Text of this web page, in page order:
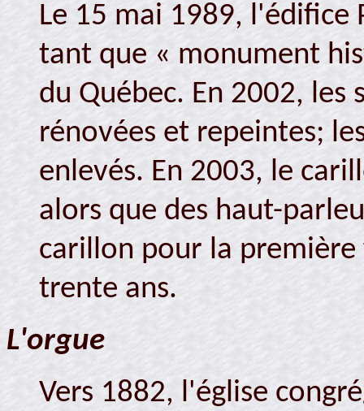
Le 15 mai 1989, l'édifice
tant que « monument
du Québec. En 2002, les
rénovées et repeintes;
enlevés. En 2003, le
alors que des haut-
carillon pour la première
trente ans.
L'orgue
Vers 1882, l'église